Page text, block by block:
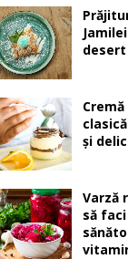
și
Varză
să